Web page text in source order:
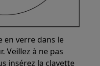
en verre dans le
Veillez à ne pas
insérez la clayette